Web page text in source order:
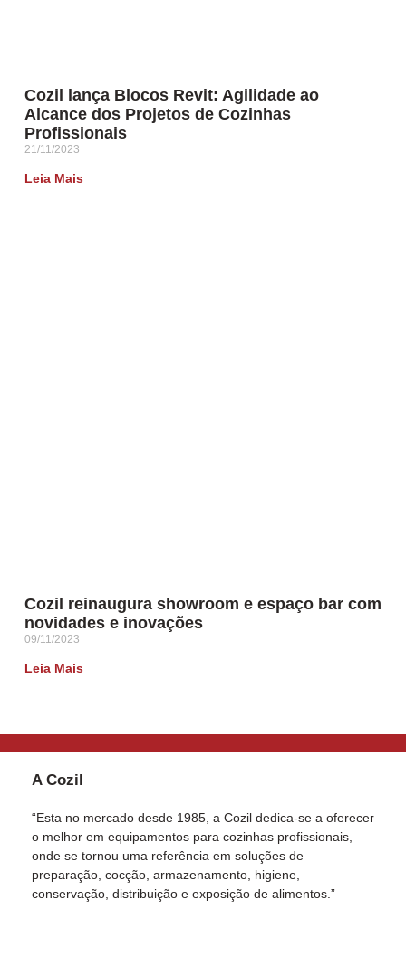
Cozil lança Blocos Revit: Agilidade ao
Alcance dos Projetos de Cozinhas
Profissionais
21/11/2023
Leia Mais
Cozil reinaugura showroom e espaço bar com
novidades e inovações
09/11/2023
Leia Mais
A Cozil
“Esta no mercado desde 1985, a Cozil dedica-se a oferecer
o melhor em equipamentos para cozinhas profissionais,
onde se tornou uma referência em soluções de
preparação, cocção, armazenamento, higiene,
conservação, distribuição e exposição de alimentos.”